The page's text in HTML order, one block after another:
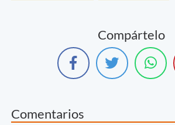
Compártelo
Comentarios